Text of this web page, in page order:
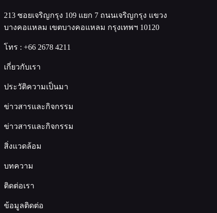
213 ซอยเจริญกรุง 109 แยก 7 ถนนเจริญกรุง แขวง
บางคอแหลม เขตบางคอแหลม กรุงเทพฯ 10120
โทร : +66 2678 4211
เกี่ยวกับเรา
ประวัติความเป็นมา
ข่าวสารและกิจกรรม
ข่าวสารและกิจกรรม
สิ่งแวดล้อม
บทความ
ติดต่อเรา
ข้อมูลติดต่อ